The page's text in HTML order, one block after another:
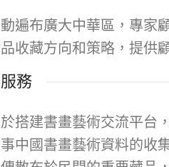
遍布廣大中華區，專家
收藏方向和策略，提供
務
於搭建書畫藝術交流平
中國書畫藝術資料的收